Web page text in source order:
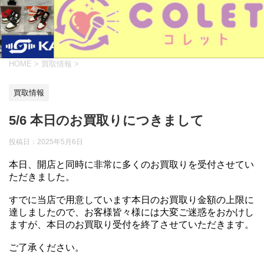
HOME > 買取情報 >
買取情報
5/6 本日のお買取りにつきまして
投稿日： 2025年5月6日
本日、開店と同時に非常に多くのお買取りを受付させてい
ただきました。
すでに当店で用意しています本日のお買取り金額の上限に
達しましたので、お客様皆々様には大変ご迷惑をおかけし
ますが、本日のお買取り受付を終了させていただきます。
ご了承ください。